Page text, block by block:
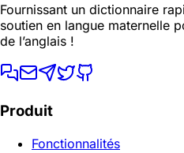
Fournissant un dictionnaire
soutien en langue maternelle
de l’anglais !
Produit
Fonctionnalités